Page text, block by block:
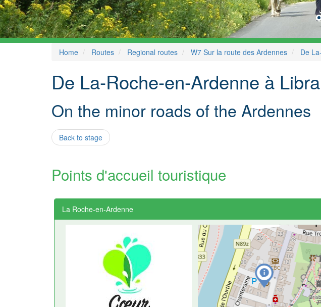
Home Routes Regional routes W7 Sur la route des Ardennes De
De La-Roche-en-Ardenne à
On the minor roads of the Ardennes
Back to stage
Points d'accueil touristique
La Roche-en-Ardenne